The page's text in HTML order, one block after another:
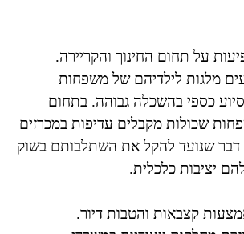
על תחום החינוך והקריירה.
מלגות לילדיהם של משפחות
כספי בהשכלה גבוהה. בתחום
שכולות מקבלים עדיפות במכרזים
דבר שנועד להקל את השתלבותם בשוק
יציבות כלכלית.
קצבאות והטבות דיור.